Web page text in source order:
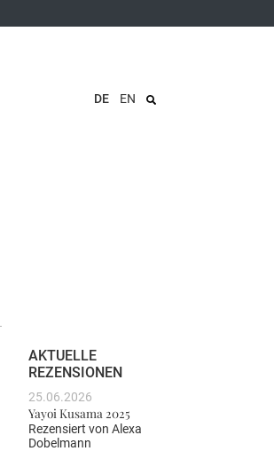
DE EN
AKTUELLE
REZENSIONEN
25.06.2026
Yayoi Kusama 2025
Rezensiert von Alexa
Dobelmann